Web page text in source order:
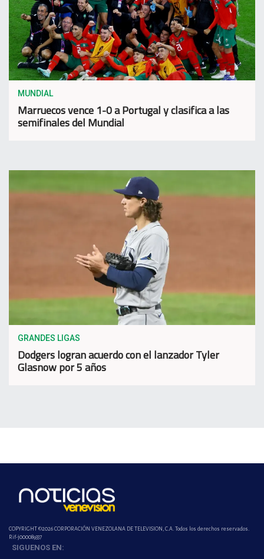
MUNDIAL
Marruecos vence 1-0 a Portugal y clasifica a las
semifinales del Mundial
GRANDES LIGAS
Dodgers logran acuerdo con el lanzador Tyler
Glasnow por 5 años
COPYRIGHT ©2026 CORPORACIÓN VENEZOLANA DE TELEVISION, C.A. Todos los derechos reservados.
Rif-j000089337
SIGUENOS EN: